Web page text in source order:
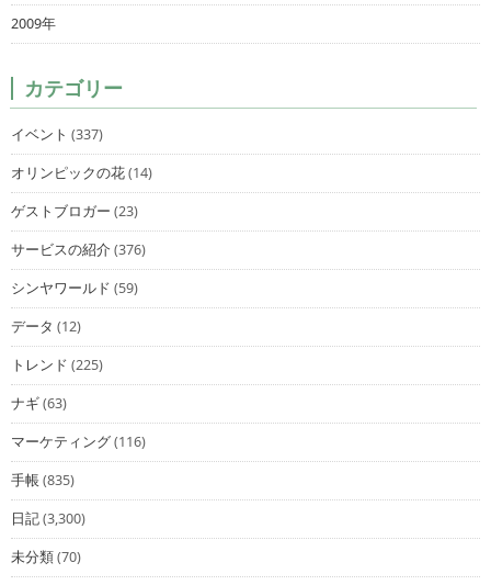
2009年
カテゴリー
イベント (337)
オリンピックの花(14)
ゲストブロガー (23)
サービスの紹介(376)
シンヤワールド (59)
データ (12)
トレンド (225)
ナギ(63)
マーケティング(116)
手帳(835)
日記(3,300)
未分類(70)